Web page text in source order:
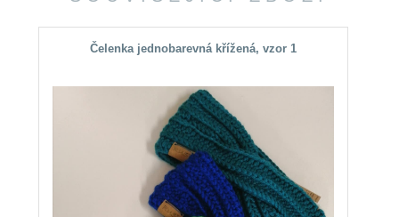
Čelenka jednobarevná křížená, vzor 1